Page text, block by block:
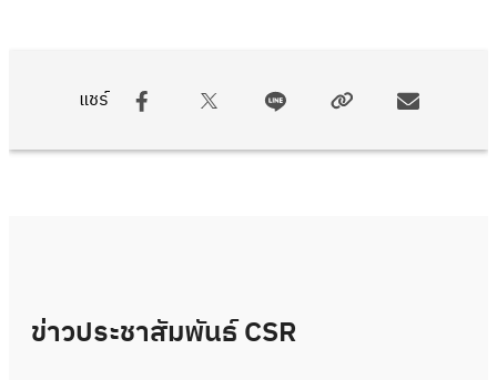
แชร์
ข่าวประชาสัมพันธ์ CSR